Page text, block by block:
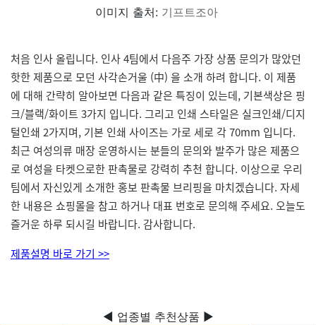
이미지 출처: 기프트조아
처음 인사 올립니다. 인사 4팀에서 다음주 가장 상품 문의가 많았던
핫한 제품으로 모던 사각손거울 (中) 을 소개 하려 합니다. 이 제품
에 대해 간략히 알아보면 다음과 같은 특징이 있는데, 기본색상은 핑
크/블랙/화이트 3가지 입니다. 그리고 인쇄 스타일은 실크인쇄/디지
털인쇄 2가지며, 기본 인쇄 사이즈는 가로 세로 각 70mm 입니다.
최근 여성의류 매장 운영하시는 분들의 문의와 발주가 많은 제품으
로 여성을 타켓으로한 판촉물로 강력히 추천 합니다. 이상으로 우리
팀에서 자신있게 소개한 홍보 판촉물 브리핑을 마치겠습니다. 자세
한 내용은 쇼핑몰을 참고 하거나 대표 번호로 문의해 주세요. 오늘도
즐거운 하루 되시길 바랍니다. 감사합니다.
제품설명 바로 가기 >>
◀ 업종별 추천상품 ▶